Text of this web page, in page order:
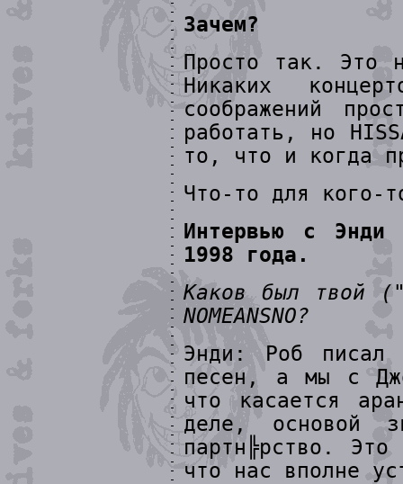
Зачем?
Просто так. Это
Никаких
соображений
работать, но
то, что и когда
Что-то для кого-
Интервью с Энди
1998 года.
Каков был твой
NOMEANSNO?
Энди: Роб писал
песен, а мы с
что касается
деле, основой
партн╠рство.
что нас вполне